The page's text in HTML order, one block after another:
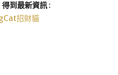
到最新資訊 :
招財貓